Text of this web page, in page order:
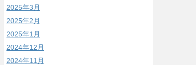
2025年3月
2025年2月
2025年1月
2024年12月
2024年11月